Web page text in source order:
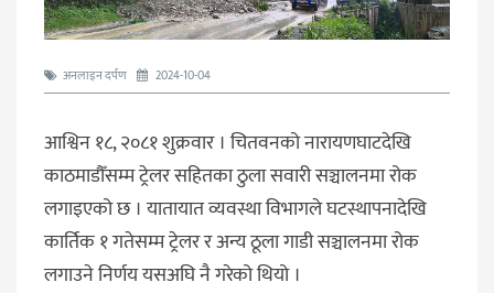
अनलाइन दर्पण 2024-10-04
आश्विन १८, २०८१ शुक्रवार । चितवनको नारायणघाटदेखि
काठमाडौँसम्म ट्रेलर सहितका ठुला सवारी सञ्चालनमा रोक
लगाइएको छ । यातायात व्यवस्था विभागले घटस्थापनादेखि
कार्तिक १ गतेसम्म ट्रेलर र अन्य ठूला गाडी सञ्चालनमा रोक
लगाउने निर्णय यसअघि नै गरेको थियो ।